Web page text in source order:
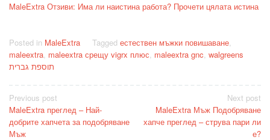
MaleExtra Отзиви: Има ли наистина работа? Прочети цялата истина
Posted in MaleExtra Tagged естествен мъжки повишаване,
maleextra, maleextra срещу vigrx плюс, maleextra gnc, walgreens
תוספת גברית
Post
navigation
Previous post
MaleExtra преглед – Най-
добрите хапчета за подобряване
Мъж
Next post
MaleExtra Мъж Подобряване
хапче преглед – струва пари ли
е?